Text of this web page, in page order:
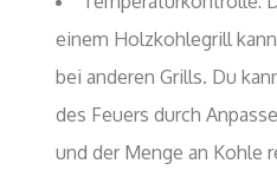
einem Holzkohlegrill
bei anderen Grills. Du
des Feuers durch
und der Menge an Kohle